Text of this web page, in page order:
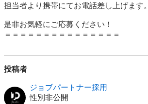
担当者より携帯にてお電話差し上げます。
是非お気軽にご応募ください！
＝＝＝＝＝＝＝＝＝＝＝＝＝＝＝
投稿者
ジョブパートナー採用
性別非公開